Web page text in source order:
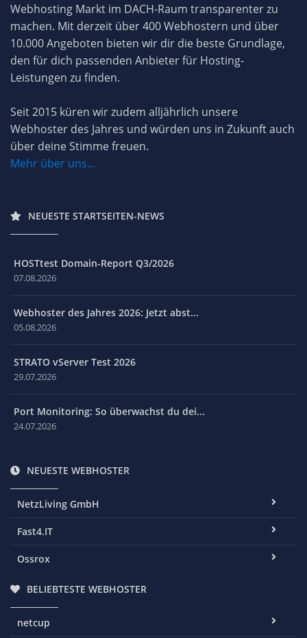
Webhosting Markt im DACH-Raum transparenter zu
machen. Mit derzeit über 400 Webhostern und über
10.000 Angeboten bieten wir dir die beste Grundlage,
den für dich passenden Anbieter für Hosting-
Leistungen zu finden.
Seit 2015 küren wir zudem alljährlich unsere
Webhoster des Jahres und würden uns in Zukunft auch
über deine Stimme freuen.
Mehr über uns...
NEUESTE STARTSEITEN-NEWS
HOSTtest Domain-Report Q3/2026
07.08.2026
Webhoster des Jahres 2026: Jetzt abst...
05.08.2026
STRATO vServer Test 2026
29.07.2026
Port Monitoring: So überwachst du dei...
24.07.2026
NEUESTE WEBHOSTER
NetzLiving GmbH
Fast4.IT
Ossrox
BELIEBTESTE WEBHOSTER
netcup